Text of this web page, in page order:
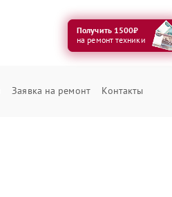
Получить 1500₽
на ремонт техники
Заявка на ремонт Контакты